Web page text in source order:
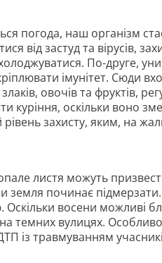
погода, наш організм
від застуд та вірусів,
По-друге,
імунітет. Сюди
овочів та фруктів,
куріння, оскільки воно
захисту, яким, на
листя можуть
починає
восени можливі
темних вулицях.
із травмуванням